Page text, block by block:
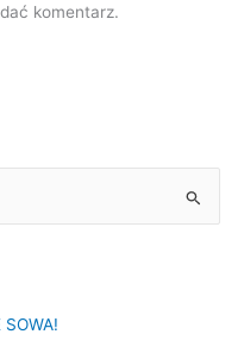
komentarz.
SOWA!